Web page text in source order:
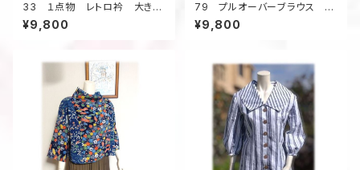
33 １点物 レトロ衿 大きな
衿 デッドストック本染浴衣地
昭和レトロ ブラウス 七分
¥9,800
79 プルオーバーブラウス ロ
ールカラー 正絹着物地 ダイ
ヤ柄 ドローストリング フレン
¥9,800